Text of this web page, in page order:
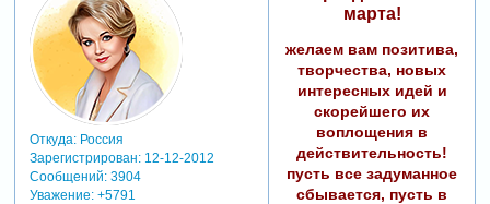
Откуда:Россия
Зарегистрирован: 12-12-2012
Сообщений:3904
Уважение: +5791
марта!
желаем вам позитива,
творчества, новых
интересных идей и
скорейшего их
воплощения в
действительность!
пусть все задуманное
сбывается, пусть в